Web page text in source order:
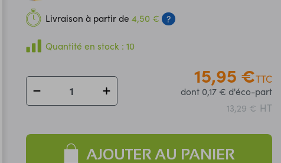
Livraison à partir de4,50 € ?
Quantité en stock : 10
15,95 €TTC
dont 0,17 € d'éco-part
13,29 € HT
AJOUTER AU PANIER